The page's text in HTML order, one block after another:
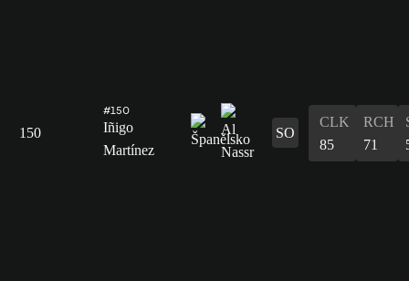
150
#150
Iñigo
Martínez
SO
CLK
85
RCH
71